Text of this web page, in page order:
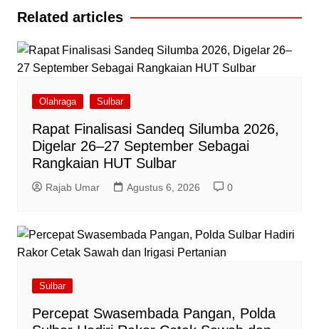
Related articles
Olahraga Sulbar
Rapat Finalisasi Sandeq Silumba 2026,
Digelar 26–27 September Sebagai
Rangkaian HUT Sulbar
Rajab Umar Agustus 6, 2026 0
Sulbar
Percepat Swasembada Pangan, Polda